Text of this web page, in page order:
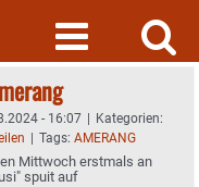
- 16:07 | Kategorien:
| Tags: AMERANG
Mittwoch erstmals an
spuit auf